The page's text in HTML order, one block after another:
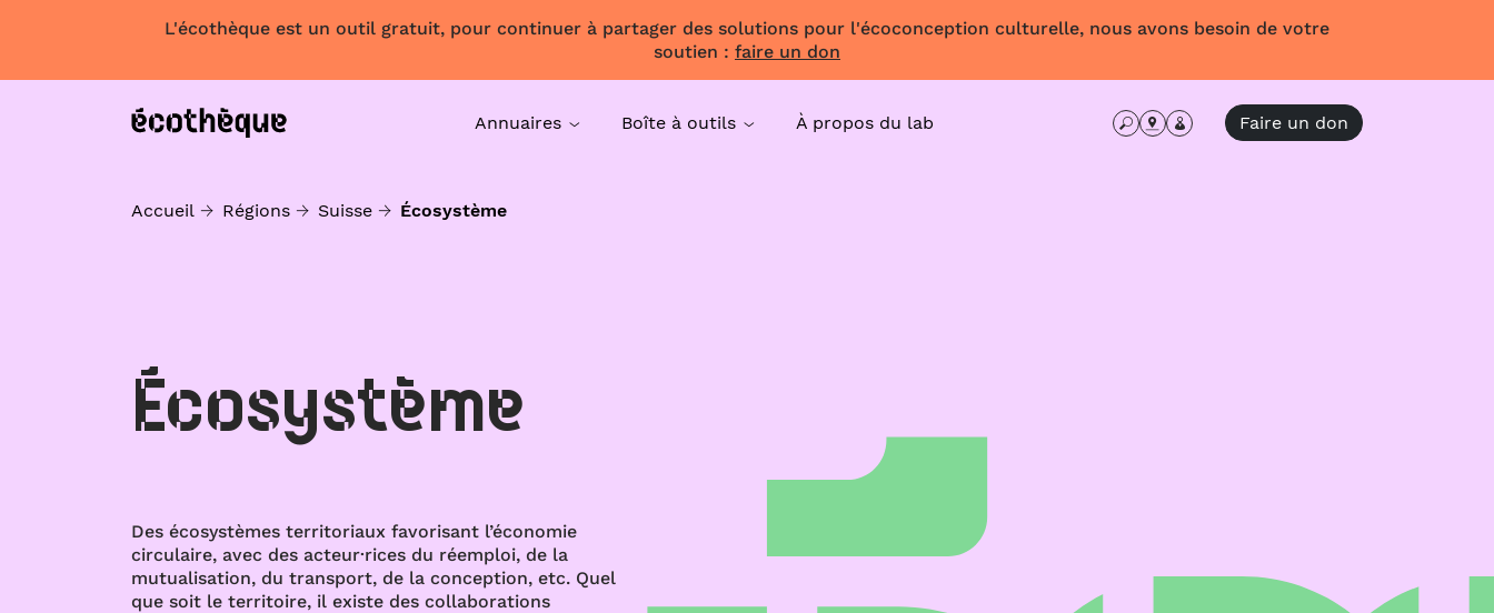
L'écothèque est un outil gratuit, pour continuer à partager des solutions pour l'écoconception culturelle, nous avons besoin de votre
soutien : faire un don
Annuaires Boîte à outils À propos du lab Faire un don
Accueil Régions Suisse Écosystème
Écosystème
Des écosystèmes territoriaux favorisant l’économie
circulaire, avec des acteur·rices du réemploi, de la
mutualisation, du transport, de la conception, etc. Quel
que soit le territoire, il existe des collaborations